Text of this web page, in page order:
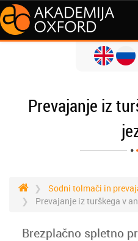
Prevajanje iz
Sodni tolmači in
Prevajanje iz turškega v
Brezplačno spletno